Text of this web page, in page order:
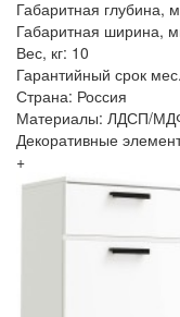
Габаритная глубина,
Габаритная ширина,
Вес, кг: 10
Гарантийный срок
Страна: Россия
Материалы: ЛДСП/
Декоративные
+